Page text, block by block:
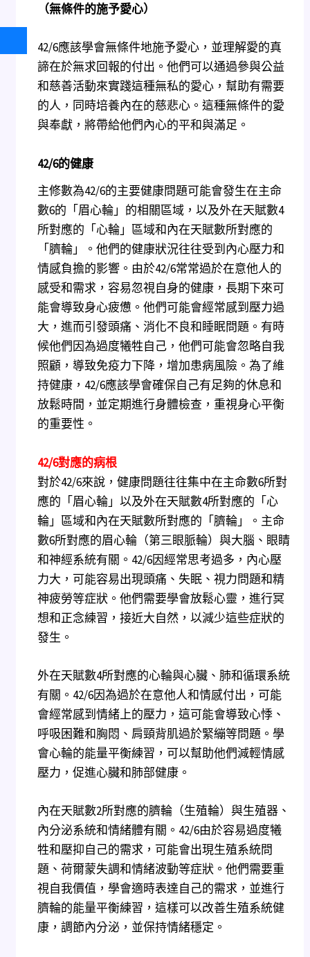
（無條件的施予愛心）
42/6應該學會無條件地施予愛心，並理解愛的真
諦在於無求回報的付出。他們可以通過參與公益
和慈善活動來實踐這種無私的愛心，幫助有需要
的人，同時培養內在的慈悲心。這種無條件的愛
與奉獻，將帶給他們內心的平和與滿足。
42/6的健康
主修數為42/6的主要健康問題可能會發生在主命
數6的「眉心輪」的相關區域，以及外在天賦數4
所對應的「心輪」區域和內在天賦數所對應的
「臍輪」。他們的健康狀況往往受到內心壓力和
情感負擔的影響。由於42/6常常過於在意他人的
感受和需求，容易忽視自身的健康，長期下來可
能會導致身心疲憊。他們可能會經常感到壓力過
大，進而引發頭痛、消化不良和睡眠問題。有時
候他們因為過度犧牲自己，他們可能會忽略自我
照顧，導致免疫力下降，增加患病風險。為了維
持健康，42/6應該學會確保自己有足夠的休息和
放鬆時間，並定期進行身體檢查，重視身心平衡
的重要性。
42/6對應的病根
對於42/6來說，健康問題往往集中在主命數6所對
應的「眉心輪」以及外在天賦數4所對應的「心
輪」區域和內在天賦數所對應的「臍輪」。主命
數6所對應的眉心輪（第三眼脈輪）與大腦、眼睛
和神經系統有關。42/6因經常思考過多，內心壓
力大，可能容易出現頭痛、失眠、視力問題和精
神疲勞等症狀。他們需要學會放鬆心靈，進行冥
想和正念練習，接近大自然，以減少這些症狀的
發生。
外在天賦數4所對應的心輪與心臟、肺和循環系統
有關。42/6因為過於在意他人和情感付出，可能
會經常感到情緒上的壓力，這可能會導致心悸、
呼吸困難和胸悶、肩頸背肌過於緊繃等問題。學
會心輪的能量平衡練習，可以幫助他們減輕情感
壓力，促進心臟和肺部健康。
內在天賦數2所對應的臍輪（生殖輪）與生殖器、
內分泌系統和情緒體有關。42/6由於容易過度犧
牲和壓抑自己的需求，可能會出現生殖系統問
題、荷爾蒙失調和情緒波動等症狀。他們需要重
視自我價值，學會適時表達自己的需求，並進行
臍輪的能量平衡練習，這樣可以改善生殖系統健
康，調節內分泌，並保持情緒穩定。